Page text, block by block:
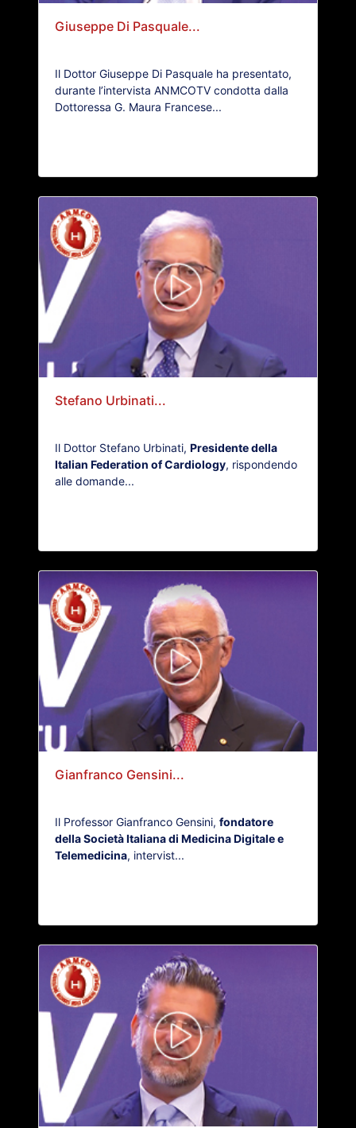
Giuseppe Di Pasquale...
Il Dottor Giuseppe Di Pasquale ha presentato,
durante l’intervista ANMCOTV condotta dalla
Dottoressa G. Maura Francese...
Stefano Urbinati...
Il Dottor Stefano Urbinati, Presidente della
Italian Federation of Cardiology, rispondendo
alle domande...
Gianfranco Gensini...
Il Professor Gianfranco Gensini, fondatore
della Società Italiana di Medicina Digitale e
Telemedicina, intervist...